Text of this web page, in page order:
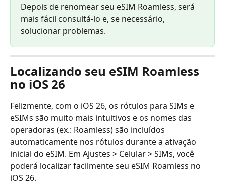
Depois de renomear seu eSIM Roamless, será
mais fácil consultá-lo e, se necessário,
solucionar problemas.
Localizando seu eSIM Roamless
no iOS 26
Felizmente, com o iOS 26, os rótulos para SIMs e
eSIMs são muito mais intuitivos e os nomes das
operadoras (ex.: Roamless) são incluídos
automaticamente nos rótulos durante a ativação
inicial do eSIM. Em Ajustes > Celular > SIMs, você
poderá localizar facilmente seu eSIM Roamless no
iOS 26.